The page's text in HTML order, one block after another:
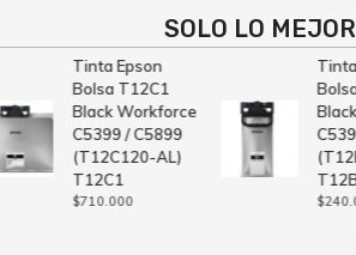
SOLO LO
Tinta Epson
Bolsa T12C1
Black Workforce
C5399 / C5899
(T12C120-AL)
T12C1
$710.000 $